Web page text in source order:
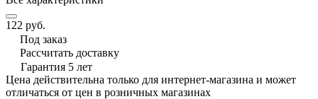
122 руб.
Под заказ
Рассчитать доставку
Гарантия 5 лет
Цена действительна только для интернет-магазина и может
отличаться от цен в розничных магазинах